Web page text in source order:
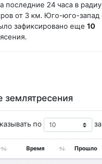
последние 24 часа в
от 3 км. Юго-юго-запад
зафиксировано еще 10
землятресения
по
Время Прошло